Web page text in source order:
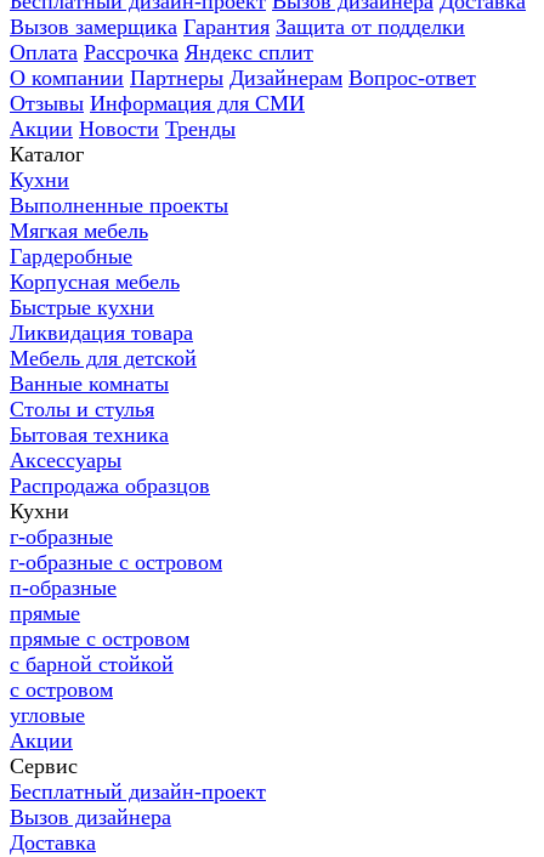
Вызов замерщика Гарантия Защита от подделки
Оплата Рассрочка Яндекс сплит
О компании Партнеры Дизайнерам Вопрос-ответ
Отзывы Информация для СМИ
Акции Новости Тренды
Каталог
Кухни
Выполненные проекты
Мягкая мебель
Гардеробные
Корпусная мебель
Быстрые кухни
Ликвидация товара
Мебель для детской
Ванные комнаты
Столы и стулья
Бытовая техника
Аксессуары
Распродажа образцов
Кухни
г-образные
г-образные с островом
п-образные
прямые
прямые с островом
с барной стойкой
с островом
угловые
Акции
Сервис
Бесплатный дизайн-проект
Вызов дизайнера
Доставка